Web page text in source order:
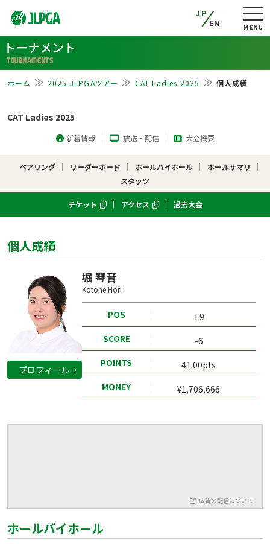
JP
EN
トーナメント
TOURNAMENTS
ホーム 2025 JLPGAツアー CAT Ladies 2025 個人成績
CAT Ladies 2025
新着情報 放送・配信 大会概要
ペアリング リーダーボード ホールバイホール
ホールサマリ
スタッツ
チケット アクセス 過去大会
個人成績
プロフィール
堀 琴音
Kotone Hori
POS
T9
SCORE
-6
POINTS
41.00pts
MONEY
¥1,706,666
広告の配信について
ホールバイホール